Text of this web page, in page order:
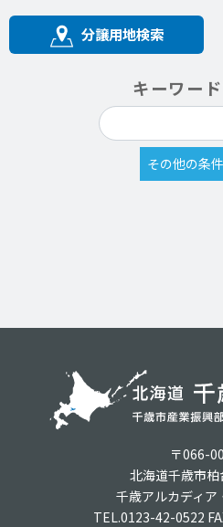
分譲用地検索
キーワー
〒066-
北海道千歳市
千歳アルカディア
TEL.0123-42-0522